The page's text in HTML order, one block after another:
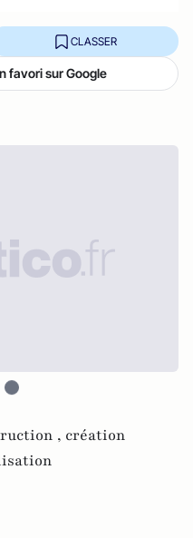
CLASSER
favori sur Google
, création